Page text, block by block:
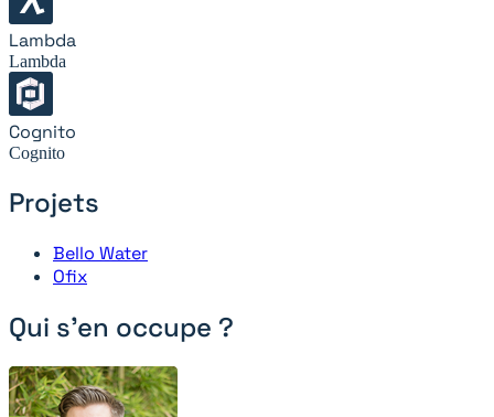
Lambda
Lambda
Cognito
Cognito
Projets
Bello Water
Ofix
Qui s'en occupe ?